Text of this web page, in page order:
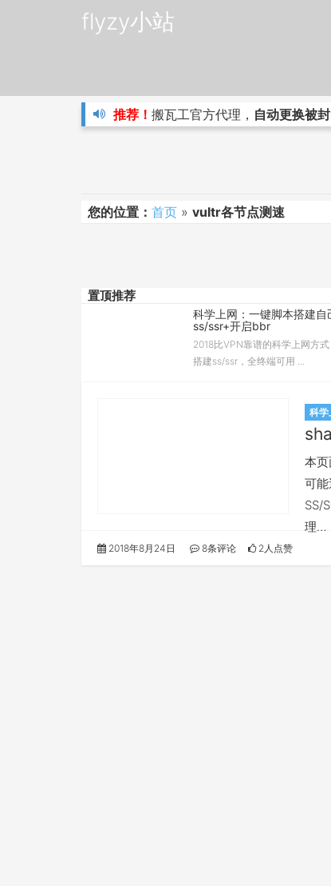
flyzy小站
推荐！ 搬瓦工官方代理， 自动更换被
您的位置： 首页 » vultr各节点测速
置顶推荐
科学上网：一键脚本搭建自
ss/ssr+开启bbr
2018比VPN靠谱的科学上网方
搭建ss/ssr，全终端可用 ...
科学
本
可能
SS/
理…
2018年8月24日 8条评论 2人点赞